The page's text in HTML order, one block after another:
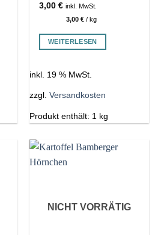
3,00€ inkl. MwSt.
3,00€ /kg
WEITERLESEN
inkl. 19 % MwSt.
zzgl. Versandkosten
Produkt enthält: 1 kg
NICHT VORRÄTIG